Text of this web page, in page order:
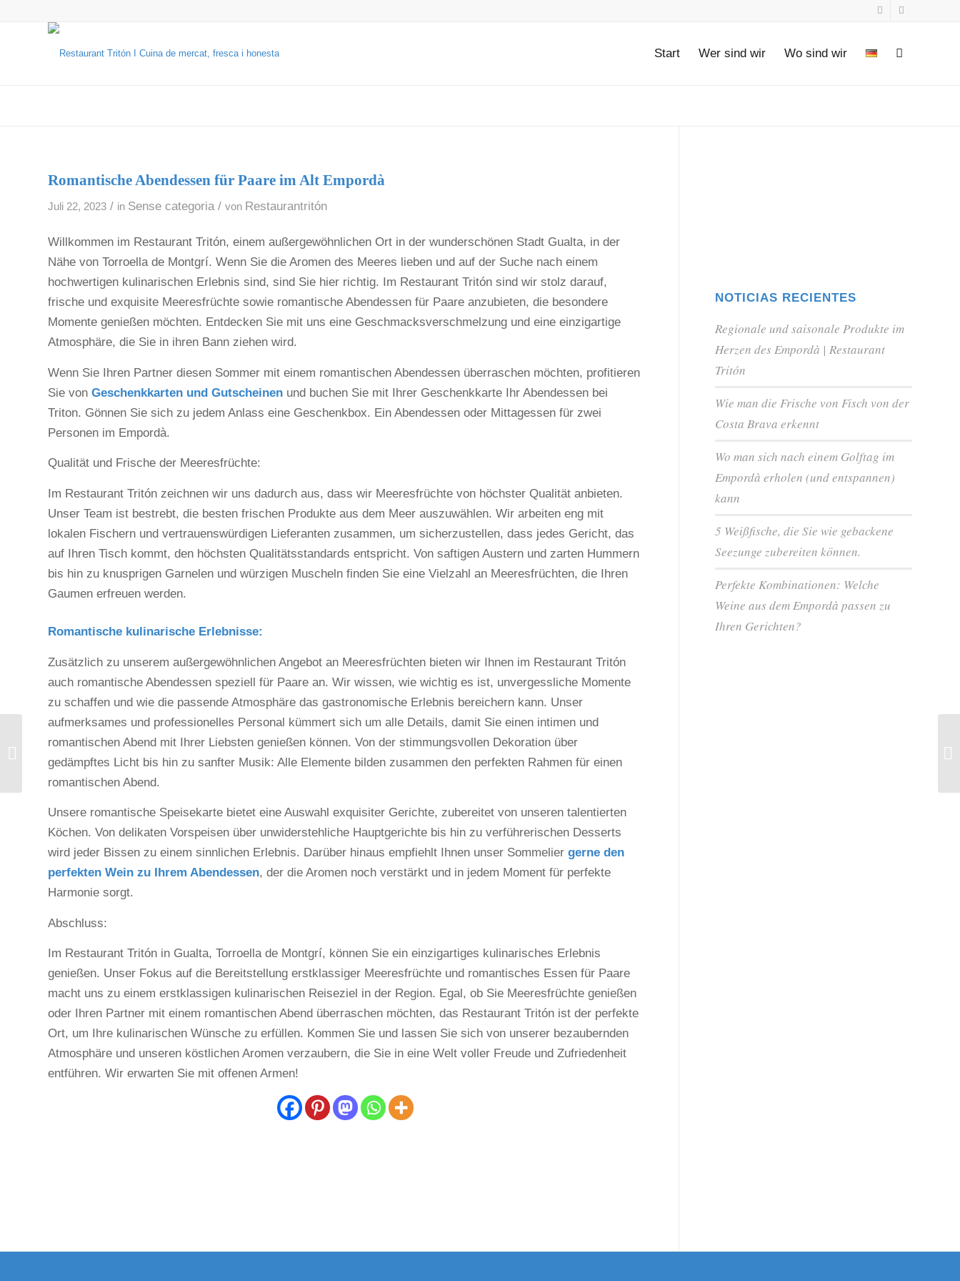
Start Wer sind wir Wo sind wir
Romantische Abendessen für Paare im Alt Empordà
Juli 22, 2023 / in Sense categoria / von Restaurantritón
Willkommen im Restaurant Tritón, einem außergewöhnlichen Ort in der wunderschönen Stadt Gualta, in der
Nähe von Torroella de Montgrí. Wenn Sie die Aromen des Meeres lieben und auf der Suche nach einem
hochwertigen kulinarischen Erlebnis sind, sind Sie hier richtig. Im Restaurant Tritón sind wir stolz darauf,
frische und exquisite Meeresfrüchte sowie romantische Abendessen für Paare anzubieten, die besondere
Momente genießen möchten. Entdecken Sie mit uns eine Geschmacksverschmelzung und eine einzigartige
Atmosphäre, die Sie in ihren Bann ziehen wird.
Wenn Sie Ihren Partner diesen Sommer mit einem romantischen Abendessen überraschen möchten, profitieren
Sie von Geschenkkarten und Gutscheinen und buchen Sie mit Ihrer Geschenkkarte Ihr Abendessen bei
Triton. Gönnen Sie sich zu jedem Anlass eine Geschenkbox. Ein Abendessen oder Mittagessen für zwei
Personen im Empordà.
Qualität und Frische der Meeresfrüchte:
Im Restaurant Tritón zeichnen wir uns dadurch aus, dass wir Meeresfrüchte von höchster Qualität anbieten.
Unser Team ist bestrebt, die besten frischen Produkte aus dem Meer auszuwählen. Wir arbeiten eng mit
lokalen Fischern und vertrauenswürdigen Lieferanten zusammen, um sicherzustellen, dass jedes Gericht, das
auf Ihren Tisch kommt, den höchsten Qualitätsstandards entspricht. Von saftigen Austern und zarten Hummern
bis hin zu knusprigen Garnelen und würzigen Muscheln finden Sie eine Vielzahl an Meeresfrüchten, die Ihren
Gaumen erfreuen werden.
Romantische kulinarische Erlebnisse:
Zusätzlich zu unserem außergewöhnlichen Angebot an Meeresfrüchten bieten wir Ihnen im Restaurant Tritón
auch romantische Abendessen speziell für Paare an. Wir wissen, wie wichtig es ist, unvergessliche Momente
zu schaffen und wie die passende Atmosphäre das gastronomische Erlebnis bereichern kann. Unser
aufmerksames und professionelles Personal kümmert sich um alle Details, damit Sie einen intimen und
romantischen Abend mit Ihrer Liebsten genießen können. Von der stimmungsvollen Dekoration über
gedämpftes Licht bis hin zu sanfter Musik: Alle Elemente bilden zusammen den perfekten Rahmen für einen
romantischen Abend.
Unsere romantische Speisekarte bietet eine Auswahl exquisiter Gerichte, zubereitet von unseren talentierten
Köchen. Von delikaten Vorspeisen über unwiderstehliche Hauptgerichte bis hin zu verführerischen Desserts
wird jeder Bissen zu einem sinnlichen Erlebnis. Darüber hinaus empfiehlt Ihnen unser Sommelier gerne den
perfekten Wein zu Ihrem Abendessen, der die Aromen noch verstärkt und in jedem Moment für perfekte
Harmonie sorgt.
Abschluss:
Im Restaurant Tritón in Gualta, Torroella de Montgrí, können Sie ein einzigartiges kulinarisches Erlebnis
genießen. Unser Fokus auf die Bereitstellung erstklassiger Meeresfrüchte und romantisches Essen für Paare
macht uns zu einem erstklassigen kulinarischen Reiseziel in der Region. Egal, ob Sie Meeresfrüchte genießen
oder Ihren Partner mit einem romantischen Abend überraschen möchten, das Restaurant Tritón ist der perfekte
Ort, um Ihre kulinarischen Wünsche zu erfüllen. Kommen Sie und lassen Sie sich von unserer bezaubernden
Atmosphäre und unseren köstlichen Aromen verzaubern, die Sie in eine Welt voller Freude und Zufriedenheit
entführen. Wir erwarten Sie mit offenen Armen!
NOTICIAS RECIENTES
Regionale und saisonale Produkte im
Herzen des Empordà | Restaurant
Tritón
Wie man die Frische von Fisch von der
Costa Brava erkennt
Wo man sich nach einem Golftag im
Empordà erholen (und entspannen)
kann
5 Weißfische, die Sie wie gebackene
Seezunge zubereiten können.
Perfekte Kombinationen: Welche
Weine aus dem Empordà passen zu
Ihren Gerichten?
um Torroella de
Montgrí diesen Sommer
zu entdecken